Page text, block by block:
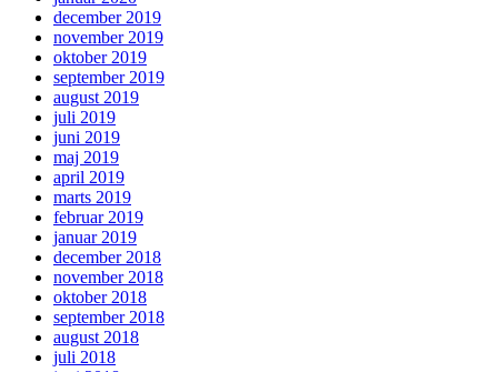
december 2019
november 2019
oktober 2019
september 2019
august 2019
juli 2019
juni 2019
maj 2019
april 2019
marts 2019
februar 2019
januar 2019
december 2018
november 2018
oktober 2018
september 2018
august 2018
juli 2018